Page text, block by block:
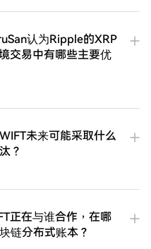
认为Ripple的XRP
交易中有哪些主要优
未来可能采取什么
？
正在与谁合作，在哪
链分布式账本？